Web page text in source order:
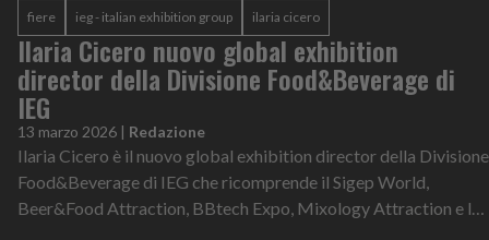
fiere ieg - italian exhibition group ilaria cicero
Ilaria Cicero nuovo global exhibition
director della Divisione Food&Beverage di
IEG
13 marzo 2026 | Redazione
Ilaria Cicero è il nuovo global exhibition director della Divisione
Food&Beverage di IEG che ricomprende il Sigep World,
Beer&Food Attraction, BBtech Expo, Mixology Attraction e le